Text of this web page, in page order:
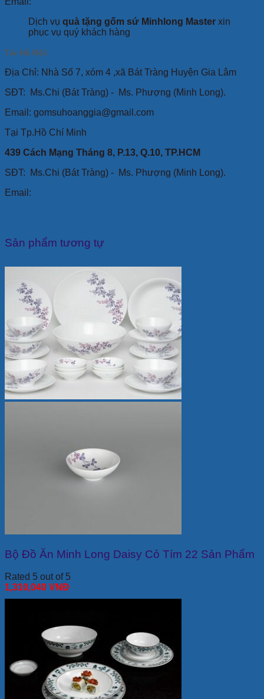
Dịch vụ quà tặng gốm sứ Minhlong Master xin
phục vụ quý khách hàng
Tại Hà Nội:
Địa Chỉ: Nhà Số 7, xóm 4 ,xã Bát Tràng Huyện Gia Lâm
SĐT:
Ms.Chi (Bát Tràng) - Ms. Phượng (Minh Long).
Email: gomsuhoanggia@gmail.com
Tại Tp.Hồ Chí Minh
439 Cách Mạng Tháng 8, P.13, Q.10, TP.HCM
SĐT: Ms.Chi (Bát Tràng) - Ms. Phượng (Minh Long).
Email:
Sản phẩm tương tự
Bộ Đồ Ăn Minh Long Daisy Cỏ Tím 22 Sản Phẩm
Rated 5 out of 5
1,310,040 VNĐ